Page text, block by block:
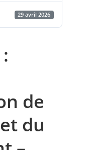
29 avril 2026
de
du